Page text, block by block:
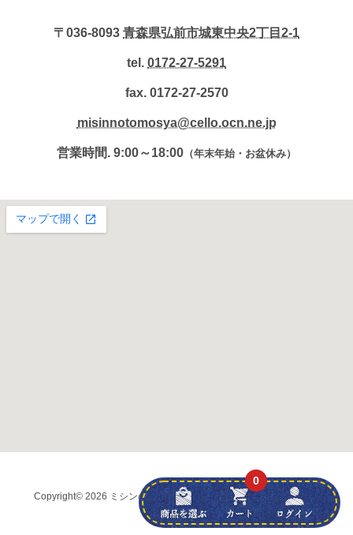
〒036-8093 青森県弘前市城東中央2丁目2-1
tel. 0172-27-5291
fax. 0172-27-2570
misinnotomosya@cello.ocn.ne.jp
営業時間. 9:00～18:00 （年末年始・お盆休み）
Copyright© 2026 ミシンの友社 (株)弘前ブラザーall rights reserved.
0